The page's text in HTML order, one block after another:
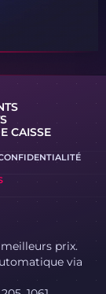
CAISSE
prix.
via